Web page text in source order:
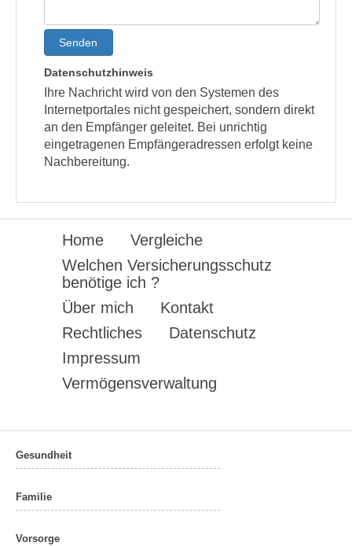
Senden
Datenschutzhinweis
Ihre Nachricht wird von den Systemen des
Internetportales nicht gespeichert, sondern direkt
an den Empfänger geleitet. Bei unrichtig
eingetragenen Empfängeradressen erfolgt keine
Nachbereitung.
Home
Vergleiche
Welchen Versicherungsschutz
benötige ich ?
Über mich
Kontakt
Rechtliches
Datenschutz
Impressum
Vermögensverwaltung
Gesundheit
Familie
Vorsorge